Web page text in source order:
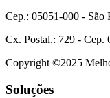
Cep.: 05051-000 - São
Cx. Postal.: 729 - Cep.
Copyright ©2025
Soluções